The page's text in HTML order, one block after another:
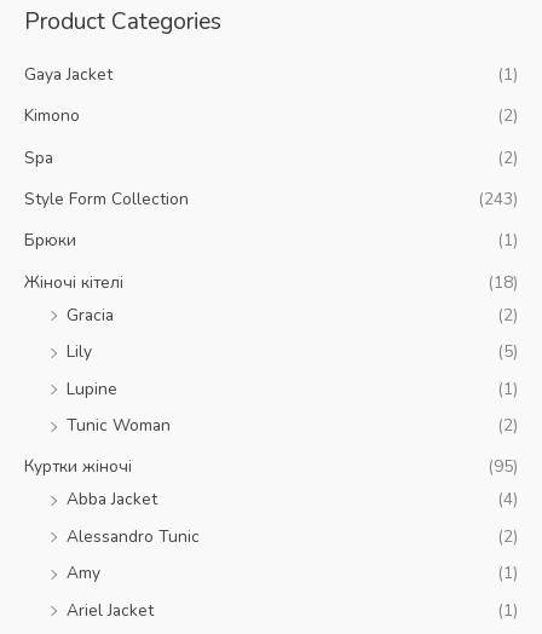
уProduct Categories
Gaya Jacket
(1)
Kimono
(2)
Spa
(2)
Style Form Collection
(243)
Брюки
(1)
Жіночі кітелі
(18)
Gracia
(2)
Lily
(5)
Lupine
(1)
Tunic Woman
(2)
Куртки жіночі
(95)
Abba Jacket
(4)
Alessandro Tunic
(2)
Amy
(1)
Ariel Jacket
(1)